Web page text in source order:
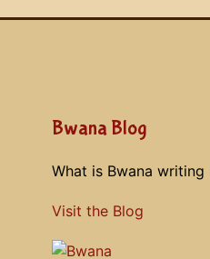
Bwana Blog
What is Bwana writing
Visit the Blog